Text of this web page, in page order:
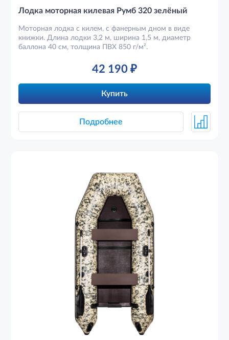
Лодка моторная килевая Румб 320 зелёный
Моторная лодка с килем, с фанерным дном в виде
книжки. Длина лодки 3,2 м, ширина 1,5 м, диаметр
баллона 40 см, толщина ПВХ 850 г/м².
42 190 ₽
Купить
Подробнее